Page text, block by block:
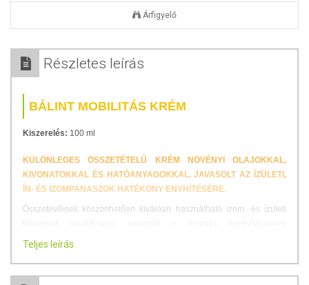
Árfigyelő
Részletes leírás
BÁLINT MOBILITÁS KRÉM
Kiszerelés: 100 ml
KÜLÖNLEGES ÖSSZETÉTELŰ KRÉM NÖVÉNYI OLAJOKKAL,
KIVONATOKKAL ÉS HATÓANYAGOKKAL. JAVASOLT AZ ÍZÜLETI,
ÍN- ÉS IZOMPANASZOK HATÉKONY ENYHÍTÉSÉRE.
Összetevőinek köszönhetően kiválóan használható izom- és ízületi
csökkentésére. A test különböző területeire kisugárzó fájdalmak
esetén, mint például a nyak, váll, hát, ágyék és derék. A babérlevél
olajos kivonata külsőleg alkalmazva segíthet az ínok letapadásánál és
Teljes leírás